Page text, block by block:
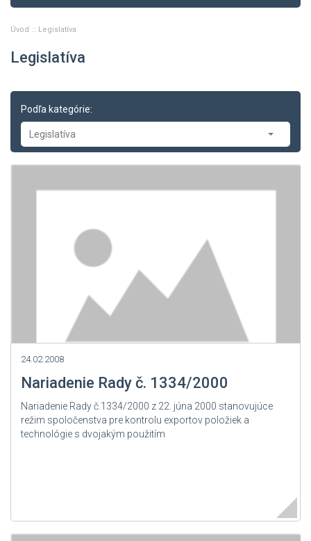
Úvod Legislatíva
Legislatíva
Podľa kategórie:
Legislatíva
Legislatíva
-- Legislatíva cestnej dopravy
24.02.2008
Nariadenie Rady č. 1334/2000
Nariadenie Rady č.1334/2000 z 22. júna 2000 stanovujúce
režim spoločenstva pre kontrolu exportov položiek a
technológie s dvojakým použitím